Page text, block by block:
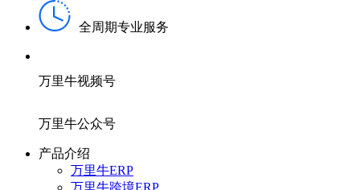
全周期专业服务
万里牛视频号
万里牛公众号
产品介绍
万里牛ERP
万里牛跨境ERP